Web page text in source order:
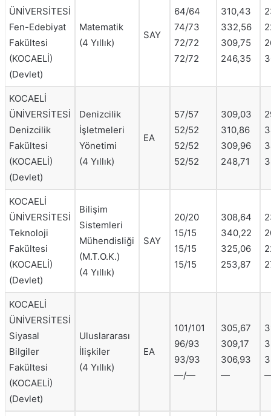
ÜNİVERSİTESİ
Fen-Edebiyat
Fakültesi
(KOCAELİ)
(Devlet)
Matematik
(4 Yıllık)
SAY
64/64
74/73
72/72
72/72
310,43
332,56
309,75
246,35
KOCAELİ
ÜNİVERSİTESİ
Denizcilik
Fakültesi
(KOCAELİ)
(Devlet)
Denizcilik
İşletmeleri
Yönetimi
(4 Yıllık)
EA
57/57
52/52
52/52
52/52
309,03
310,86
309,96
248,71
KOCAELİ
ÜNİVERSİTESİ
Teknoloji
Fakültesi
(KOCAELİ)
(Devlet)
Bilişim
Sistemleri
Mühendisliği
(M.T.O.K.)
(4 Yıllık)
SAY
20/20
15/15
15/15
15/15
308,64
340,22
325,06
253,87
KOCAELİ
ÜNİVERSİTESİ
Siyasal
Bilgiler
Fakültesi
(KOCAELİ)
(Devlet)
Uluslararası
İlişkiler
(4 Yıllık)
EA
101/101
96/93
93/93
—/—
305,67
309,17
306,93
—